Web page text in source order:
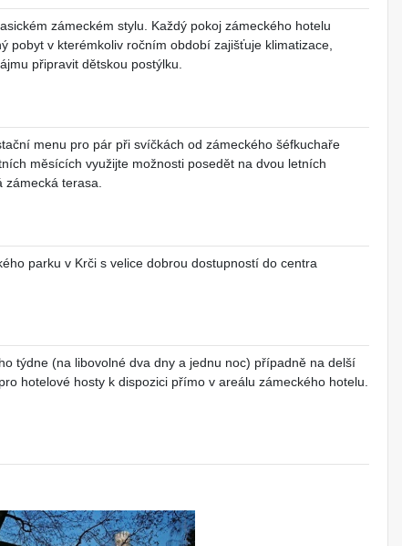
zámeckém stylu. Každý pokoj zámeckého hotelu
pobyt v kterémkoliv ročním období zajišťuje klimatizace,
připravit dětskou postýlku.
menu pro pár při svíčkách od zámeckého šéfkuchaře
měsících využijte možnosti posedět na dvou letních
zámecká terasa.
parku v Krči s velice dobrou dostupností do centra
týdne (na libovolné dva dny a jednu noc) případně na delší
hotelové hosty k dispozici přímo v areálu zámeckého hotelu.